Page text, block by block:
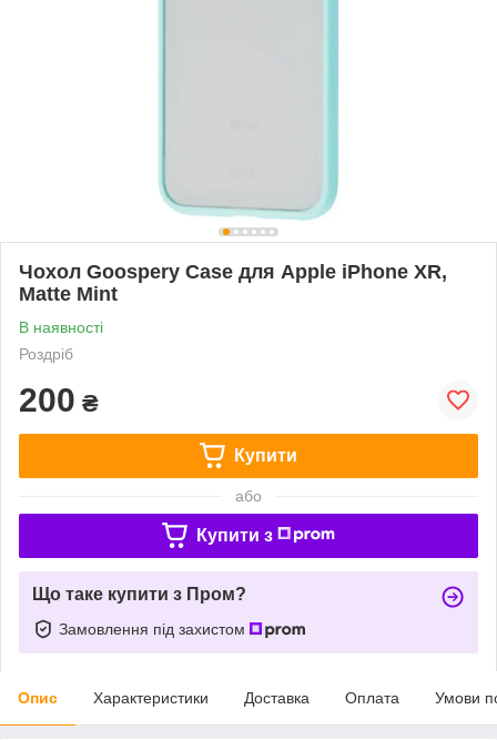
Чохол Goospery Case для Apple iPhone XR,
Matte Mint
В наявності
Роздріб
200 ₴
Купити
або
Купити з
Що таке купити з Пром?
Замовлення під захистом
Опис Характеристики Доставка Оплата Умови